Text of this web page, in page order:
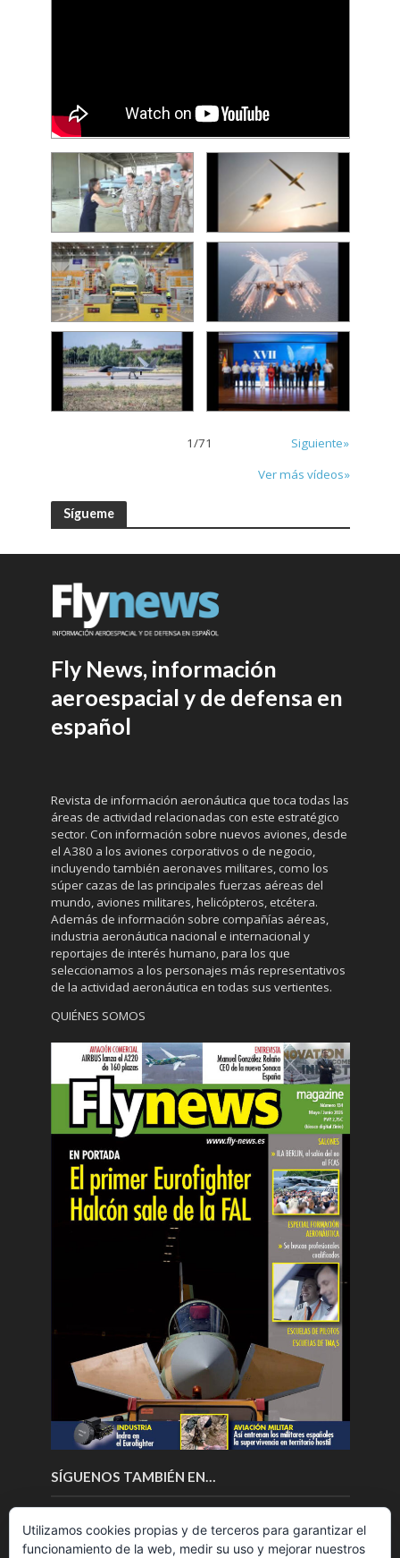
1/71
Siguiente»
Ver más vídeos»
Sígueme
Fly News, información
aeroespacial y de defensa en
español
Revista de información aeronáutica que toca todas las
áreas de actividad relacionadas con este estratégico
sector. Con información sobre nuevos aviones, desde
el A380 a los aviones corporativos o de negocio,
incluyendo también aeronaves militares, como los
súper cazas de las principales fuerzas aéreas del
mundo, aviones militares, helicópteros, etcétera.
Además de información sobre compañías aéreas,
industria aeronáutica nacional e internacional y
reportajes de interés humano, para los que
seleccionamos a los personajes más representativos
de la actividad aeronáutica en todas sus vertientes.
QUIÉNES SOMOS
SÍGUENOS TAMBIÉN EN…
Utilizamos cookies propias y de terceros para garantizar el
funcionamiento de la web, medir su uso y mejorar nuestros